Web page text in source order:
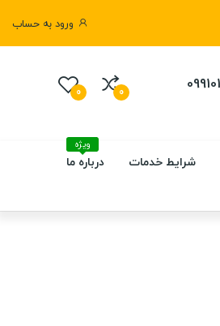
ورود به حساب
0
0
شرایط خدمات درباره ما
ویژه